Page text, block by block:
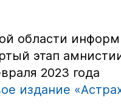
области
этап
2023 года
издание